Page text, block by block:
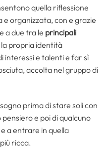
quella riflessione
e organizzata, con e grazie
a due tra le principali
propria identità
interessi e talenti e far sì
accolta nel gruppo di
prima di stare soli con
e poi di qualcuno
a entrare in quella
ricca.